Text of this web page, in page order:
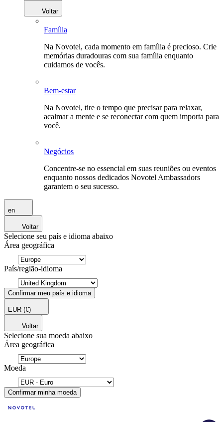
Voltar
Família
Na Novotel, cada momento em família é precioso. Crie
memórias duradouras com sua família enquanto
cuidamos de vocês.
Bem-estar
Na Novotel, tire o tempo que precisar para relaxar,
acalmar a mente e se reconectar com quem importa para
você.
Negócios
Concentre-se no essencial em suas reuniões ou eventos
enquanto nossos dedicados Novotel Ambassadors
garantem o seu sucesso.
en
Voltar
Selecione seu país e idioma abaixo
Área geográfica
País/região-idioma
Confirmar meu país e idioma
EUR (€)
Voltar
Selecione sua moeda abaixo
Área geográfica
Moeda
Confirmar minha moeda